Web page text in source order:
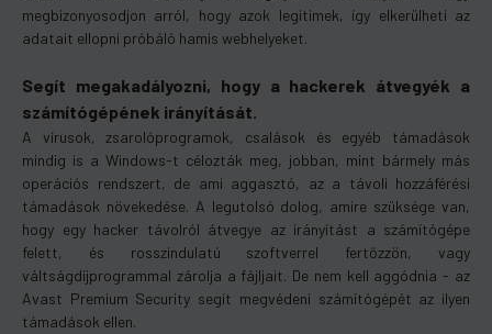
megbizonyosodjon arról, hogy azok legitimek, így elkerülheti az
adatait ellopni próbáló hamis webhelyeket.
Segít megakadályozni, hogy a hackerek átvegyék a
számítógépének irányítását.
A vírusok, zsarolóprogramok, csalások és egyéb támadások
mindig is a Windows-t célozták meg, jobban, mint bármely más
operációs rendszert, de ami aggasztó, az a távoli hozzáférési
támadások növekedése. A legutolsó dolog, amire szüksége van,
hogy egy hacker távolról átvegye az irányítást a számítógépe
felett, és rosszindulatú szoftverrel fertőzzön, vagy
váltságdíjprogrammal zárolja a fájljait. De nem kell aggódnia - az
Avast Premium Security segít megvédeni számítógépét az ilyen
támadások ellen.